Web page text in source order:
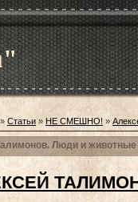
» Статьи » НЕ СМЕШНО! »
Люди и животные